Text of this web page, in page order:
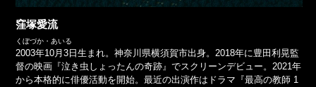
窪塚愛流
くぼづか・あいる
2003年10月3日生まれ。神奈川県横須賀市出身。2018年に豊田利晃監
督の映画『泣き虫しょったんの奇跡』でスクリーンデビュー。2021年
から本格的に俳優活動を開始。最近の出演作はドラマ『最高の教師 1